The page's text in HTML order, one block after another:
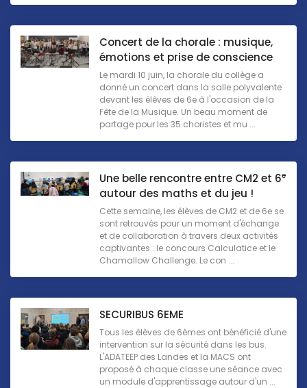
Concert de la chorale : musique,
émotions et prise de conscience
Le mardi 10 juin, la chorale du collège a
donné un concert dans la salle polyvalente
devant les élèves de 6e à l'occasion de la
Fête de la Musique. Un beau moment de
partage pour les 35 choristes et mu ...
Une belle rencontre entre CM2 et 6e
autour des maths et du jeu !
Cette semaine, les élèves de CM2 et de 6e se
sont retrouvés pour un moment d'échange
et de collaboration à travers deux activités
captivantes : le concours Calculatice et le
Chamallow Challenge. Le con ...
SECURIBUS 6EME
Tous les élèves de 6èmes ont bénéficié d'une
intervention sur la sécurité dans les bus.
L'ADATEEP des Landes et la MACS ont
proposé à chaque classe une séance avec
un module d'apprentissage autour d'un ...